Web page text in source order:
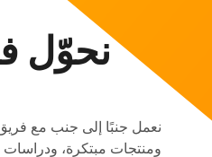
نحوّل
نعمل جنبًا إلى جنب مع
ومنتجات مبتكرة،